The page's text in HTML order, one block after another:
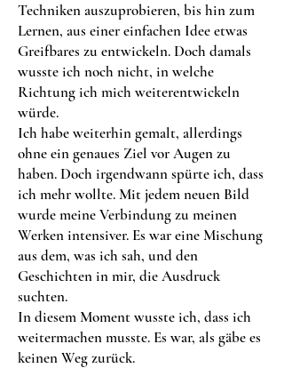
Techniken auszuprobieren, bis hin zum
Lernen, aus einer einfachen Idee etwas
Greifbares zu entwickeln. Doch damals
wusste ich noch nicht, in welche
Richtung ich mich weiterentwickeln
würde.
Ich habe weiterhin gemalt, allerdings
ohne ein genaues Ziel vor Augen zu
haben. Doch irgendwann spürte ich, dass
ich mehr wollte. Mit jedem neuen Bild
wurde meine Verbindung zu meinen
Werken intensiver. Es war eine Mischung
aus dem, was ich sah, und den
Geschichten in mir, die Ausdruck
suchten.
In diesem Moment wusste ich, dass ich
weitermachen musste. Es war, als gäbe es
keinen Weg zurück.